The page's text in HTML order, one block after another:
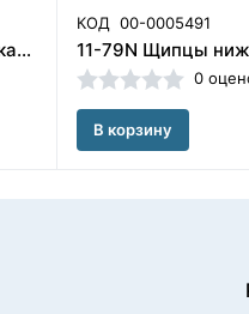
Щипцы с узкими губками для удаления корней зубов №51А Щ-182п (Пакистан)
КОД 00-0005491
0
В корзину